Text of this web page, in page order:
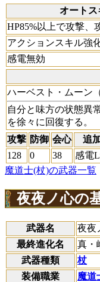
オートス
HP85%以上で攻撃、
アクションスキル強
感電無効
ハーベスト・ムーン（
自分と味方の状態異
を徐々に回復する。
攻撃 防御 会心 追
128
0 38 感電
魔道士(杖)の武器一覧
夜夜ノ心の
武器名
夜夜
最終進化名
真・
武器種類
杖
装備職業
魔道